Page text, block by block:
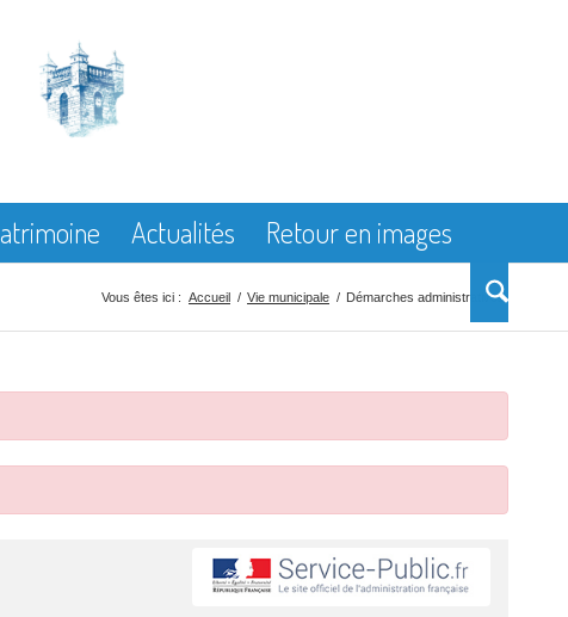
Actualités
Retour en images
Vous êtes ici : Accueil / Vie municipale / Démarches administratives